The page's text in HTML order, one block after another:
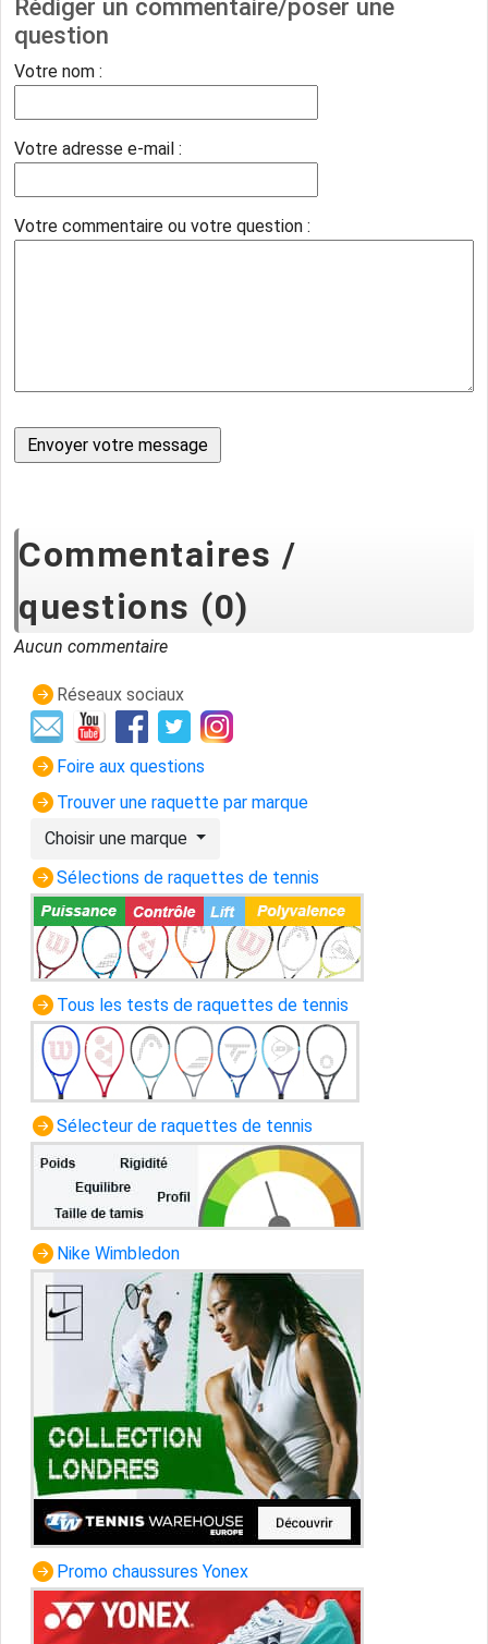
Rédiger un commentaire/poser une
question
Votre nom :
Votre adresse e-mail :
Votre commentaire ou votre question :
Commentaires /
questions (0)
Aucun commentaire
Réseaux sociaux
Foire aux questions
Trouver une raquette par marque
Choisir une marque
Sélections de raquettes de tennis
Tous les tests de raquettes de tennis
Sélecteur de raquettes de tennis
Nike Wimbledon
Promo chaussures Yonex